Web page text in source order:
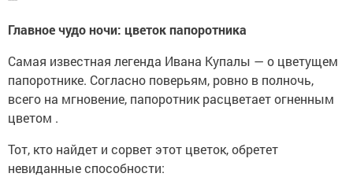
Главное чудо ночи: цветок папоротника
Самая известная легенда Ивана Купалы — о цветущем
папоротнике. Согласно поверьям, ровно в полночь,
всего на мгновение, папоротник расцветает огненным
цветом .
Тот, кто найдет и сорвет этот цветок, обретет
невиданные способности: